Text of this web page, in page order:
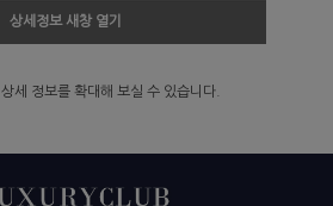
상세정보 새창 열기
상세 정보를 확대해 보실 수 있습니다.